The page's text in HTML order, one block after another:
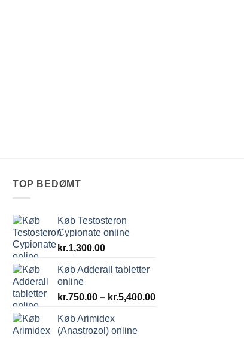
TOP BEDØMT
Køb Testosteron
Cypionate online
kr.1,300.00
Køb Adderall tabletter
online
kr.750.00 – kr.5,400.00Prisinterval:
Køb Arimidex
(Anastrozol) online